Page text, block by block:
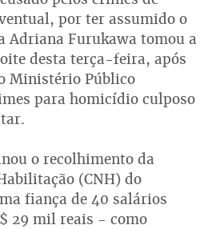
por ter assumido o
Adriana Furukawa tomou a
desta terça-feira, após
Ministério Público
para homicídio culposo
o recolhimento da
(CNH) do
fiança de 40 salários
29 mil reais - como